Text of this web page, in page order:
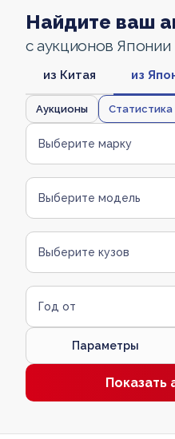
Найдите ваш
с аукционов Японии
из Китая из
Аукционы Статистика
Выберите марку
Выберите модель
Выберите кузов
Год от
Параметры
Показать